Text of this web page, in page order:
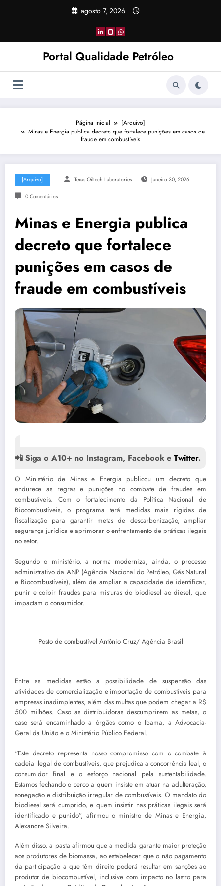
agosto 7, 2026
Portal Qualidade Petróleo
Página inicial
[Arquivo]
Minas e Energia publica decreto que fortalece punições em casos de
fraude em combustíveis
[Arquivo] Texas Oiltech Laboratories Janeiro 30, 2026
0 Comentários
Minas e Energia publica
decreto que fortalece
punições em casos de
fraude em combustíveis
📲 Siga o A10+ no Instagram, Facebook e Twitter.
O Ministério de Minas e Energia publicou um decreto que
endurece as regras e punições no combate de fraudes em
combustíveis. Com o fortalecimento da Política Nacional de
Biocombustíveis, o programa terá medidas mais rígidas de
fiscalização para garantir metas de descarbonização, ampliar
segurança jurídica e aprimorar o enfrentamento de práticas ilegais
no setor.
Segundo o ministério, a norma moderniza, ainda, o processo
administrativo da ANP (Agência Nacional do Petróleo, Gás Natural
e Biocombustíveis), além de ampliar a capacidade de identificar,
punir e coibir fraudes para misturas do biodiesel ao diesel, que
impactam o consumidor.
Posto de combustível Antônio Cruz/ Agência Brasil
Entre as medidas estão a possibilidade de suspensão das
atividades de comercialização e importação de combustíveis para
empresas inadimplentes, além das multas que podem chegar a R$
500 milhões. Caso as distribuidoras descumprirem as metas, o
caso será encaminhado a órgãos como o Ibama, a Advocacia-
Geral da União e o Ministério Público Federal.
“Este decreto representa nosso compromisso com o combate à
cadeia ilegal de combustíveis, que prejudica a concorrência leal, o
consumidor final e o esforço nacional pela sustentabilidade.
Estamos fechando o cerco a quem insiste em atuar na adulteração,
sonegação e distribuição irregular de combustíveis. O mandato do
biodiesel será cumprido, e quem insistir nas práticas ilegais será
identificado e punido”, afirmou o ministro de Minas e Energia,
Alexandre Silveira.
Além disso, a pasta afirmou que a medida garante maior proteção
aos produtores de biomassa, ao estabelecer que o não pagamento
da participação a que têm direito poderá resultar em sanções ao
produtor de biocombustível, inclusive com impacto no lastro para